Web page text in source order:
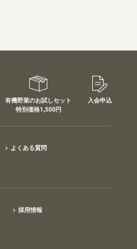
有機野菜のお試しセット
特別価格1,500円
入会申込
よくある質問
採用情報